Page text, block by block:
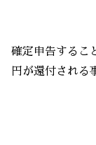
確定申告するこ
円が還付される